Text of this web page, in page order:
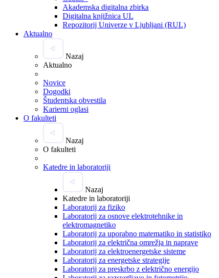
Akademska digitalna zbirka
Digitalna knjižnica UL
Repozitorij Univerze v Ljubljani (RUL)
Aktualno
Nazaj
Aktualno
Novice
Dogodki
Študentska obvestila
Karierni oglasi
O fakulteti
Nazaj
O fakulteti
Katedre in laboratoriji
Nazaj
Katedre in laboratoriji
Laboratorij za fiziko
Laboratorij za osnove elektrotehnike in
elektromagnetiko
Laboratorij za uporabno matematiko in statistiko
Laboratorij za električna omrežja in naprave
Laboratorij za elektroenergetske sisteme
Laboratorij za energetske strategije
Laboratorij za preskrbo z električno energijo